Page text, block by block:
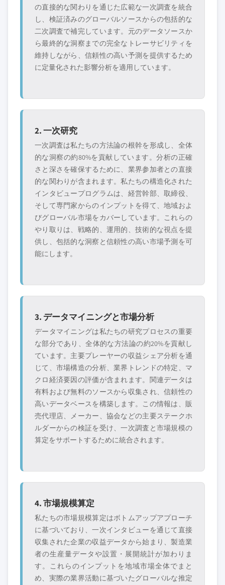
の直接的な関わりを通じた広範な一次調査を統合
し、検証済みのグローバルソースからの包括的な
二次調査で補完しています。元のデータソースか
ら最終的な洞察までの完全なトレーサビリティを
維持しながら、信頼性の高い予測を提供するため
に定量化された影響分析を適用しています。
2. 一次研究
一次調査は私たちの方法論の根幹を形成し、全体
的な洞察の約80%を貢献しています。分析の正確
さと深さを確保するために、業界参加者との直接
的な関わりが含まれます。私たちの構造化された
インタビュープログラムは、経営幹部、取締役、
そして専門家からのインプットを得て、地域およ
びグローバル市場をカバーしています。これらの
やり取りは、戦略的、運用的、技術的な視点を提
供し、包括的な洞察と信頼性の高い市場予測を可
能にします。
3. データマイニングと市場分析
データマイニングは私たちの研究プロセスの重要
な部分であり、全体的な方法論の約20%を貢献し
ています。主要プレーヤーの収益シェア分析を通
じて、市場構造の分析、業界トレンドの特定、マ
クロ経済要因の評価が含まれます。関連データは
有料および無料のソースから収集され、信頼性の
高いデータベースを構築します。この情報は、販
売代理店、メーカー、協会などの主要ステークホ
ルダーからの検証を受け、一次調査と市場規模の
算定をサポートするために統合されます。
4. 市場規模算定
私たちの市場規模算定はボトムアップアプローチ
に基づいており、一次インタビューを通じて直接
収集された企業の収益データから始まり、製造業
者の生産量データや設置・展開統計が加わりま
す。これらのインプットを地域市場全体でまと
め、実際の業界活動に基づいたグローバルな推定